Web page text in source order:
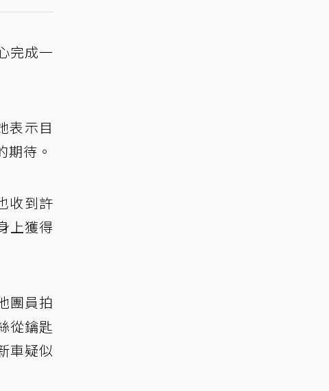
完成一
表示目
待。
收到許
上獲得
團員拍
從鑰匙
車疑似